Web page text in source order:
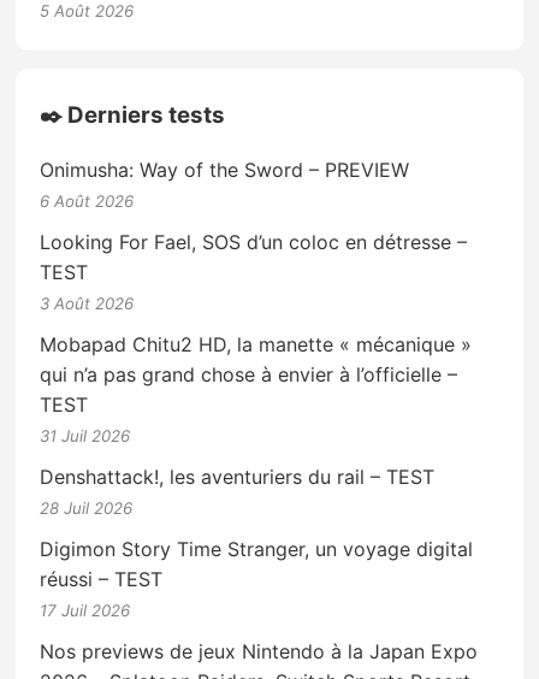
5 Août 2026
✒️ Derniers tests
Onimusha: Way of the Sword – PREVIEW
6 Août 2026
Looking For Fael, SOS d’un coloc en détresse –
TEST
3 Août 2026
Mobapad Chitu2 HD, la manette « mécanique »
qui n’a pas grand chose à envier à l’officielle –
TEST
31 Juil 2026
Denshattack!, les aventuriers du rail – TEST
28 Juil 2026
Digimon Story Time Stranger, un voyage digital
réussi – TEST
17 Juil 2026
Nos previews de jeux Nintendo à la Japan Expo